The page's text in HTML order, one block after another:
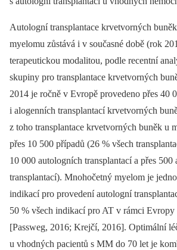
Autologní transplantace krvetvorných
myelomu zůstává i v současné době (rok
terapeutickou modalitou, podle recentní
skupiny pro transplantace krvetvorných
2014 je ročně v Evropě provedeno přes 40
i alogenních transplantací krvetvorných
z toho transplantace krvetvorných buněk u
přes 10 500 případů (26 % všech
10 000 autologních transplantací a přes 500
transplantací). Mnohočetný myelom je
indikací pro provedení autologní
50 % všech indikací pro AT v rámci
[Passweg, 2016; Krejčí, 2016]. Optimální
u vhodných pacientů s MM do 70 let je